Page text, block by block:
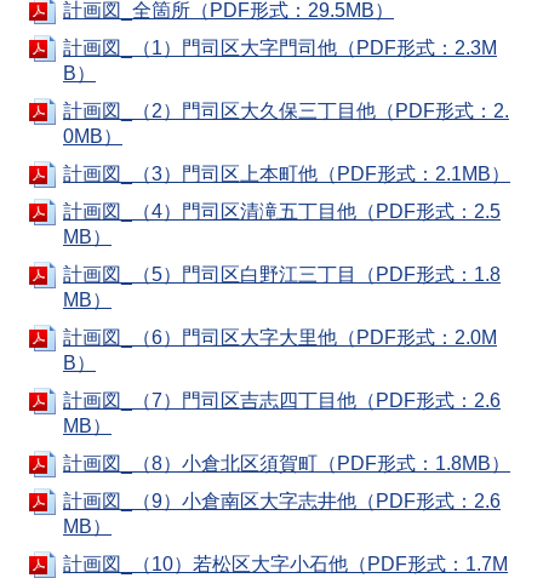
計画図_全箇所（PDF形式：29.5MB）
計画図_（1）門司区大字門司他（PDF形式：2.3M
B）
計画図_（2）門司区大久保三丁目他（PDF形式：2.
0MB）
計画図_（3）門司区上本町他（PDF形式：2.1MB）
計画図_（4）門司区清滝五丁目他（PDF形式：2.5
MB）
計画図_（5）門司区白野江三丁目（PDF形式：1.8
MB）
計画図_（6）門司区大字大里他（PDF形式：2.0M
B）
計画図_（7）門司区吉志四丁目他（PDF形式：2.6
MB）
計画図_（8）小倉北区須賀町（PDF形式：1.8MB）
計画図_（9）小倉南区大字志井他（PDF形式：2.6
MB）
計画図_（10）若松区大字小石他（PDF形式：1.7M